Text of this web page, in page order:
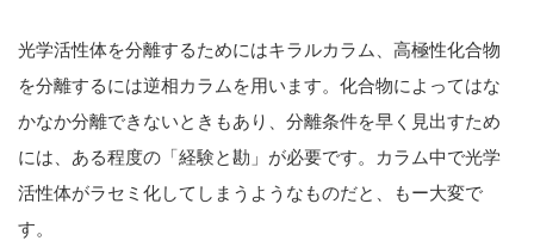
光学活性体を分離するためにはキラルカラム、高極性化合物
を分離するには逆相カラムを用います。化合物によってはな
かなか分離できないときもあり、分離条件を早く見出すため
には、ある程度の「経験と勘」が必要です。カラム中で光学
活性体がラセミ化してしまうようなものだと、もー大変で
す。